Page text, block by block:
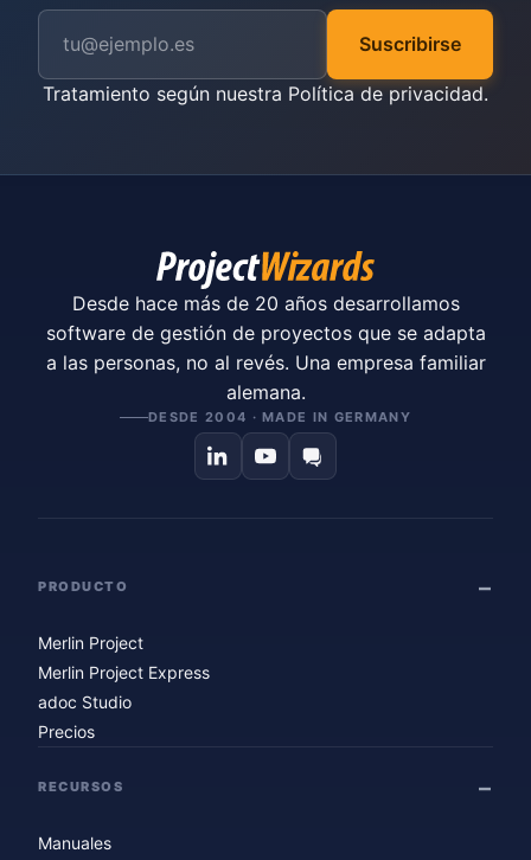
Suscribirse
Tratamiento según nuestra Política de privacidad.
Desde hace más de 20 años desarrollamos
software de gestión de proyectos que se adapta
a las personas, no al revés. Una empresa familiar
alemana.
DESDE 2004 · MADE IN GERMANY
PRODUCTO
Merlin Project
Merlin Project Express
adoc Studio
Precios
RECURSOS
Manuales